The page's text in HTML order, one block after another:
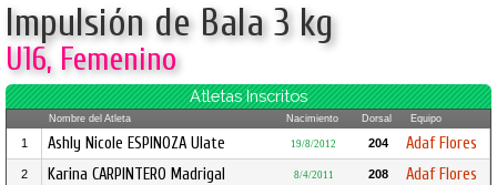
Impulsión de Bala 3 kg
U16, Femenino
Atletas Inscritos
Nombre del Atleta Nacimiento Dorsal Equipo
1 Ashly Nicole ESPINOZA Ulate 19/8/2012 204 Adaf Flores
2 Karina CARPINTERO Madrigal 8/4/2011 208 Adaf Flores